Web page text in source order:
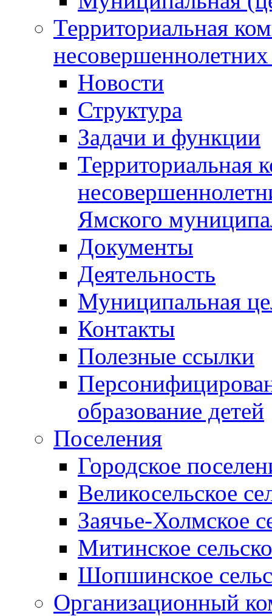
Территориальная
Новости
Структура
Задачи и функции
Территориальная
Ямского
Документы
Деятельность
Муниципальная
Контакты
Полезные ссылки
образование детей
Поселения
Городское
Великосельское
Заячье-Холмское
Митинское
Шопшинское
Организационный